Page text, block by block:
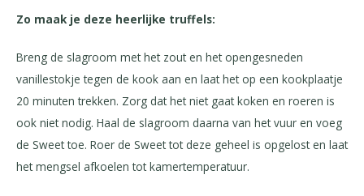
Zo maak je deze heerlijke truffels:
Breng de slagroom met het zout en het opengesneden
vanillestokje tegen de kook aan en laat het op een kookplaatje
20 minuten trekken. Zorg dat het niet gaat koken en roeren is
ook niet nodig. Haal de slagroom daarna van het vuur en voeg
de Sweet toe. Roer de Sweet tot deze geheel is opgelost en laat
het mengsel afkoelen tot kamertemperatuur.